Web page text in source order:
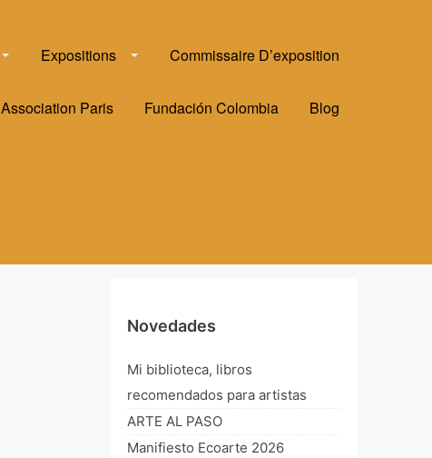
Expositions Commissaire D’exposition
Association Paris Fundación Colombia Blog
Novedades
Mi biblioteca, libros
recomendados para artistas
ARTE AL PASO
Manifiesto Ecoarte 2026